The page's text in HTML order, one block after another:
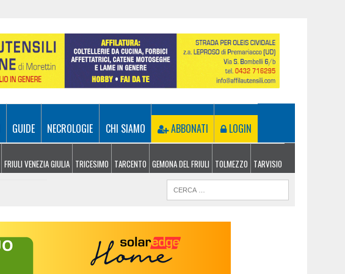
GUIDE NECROLOGIE CHI SIAMO ABBONATI LOGIN
FRIULI VENEZIA GIULIA TRICESIMO TARCENTO GEMONA DEL FRIULI TOLMEZZO TARVISIO